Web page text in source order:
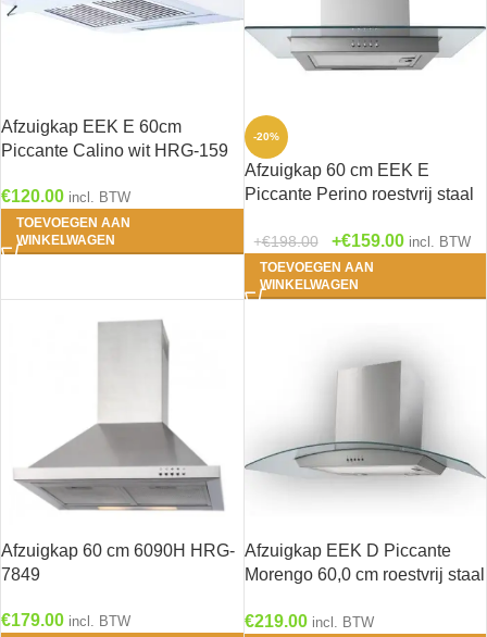
Afzuigkap EEK E 60cm
Piccante Calino wit HRG-159
€120.00 incl. BTW
TOEVOEGEN AAN
WINKELWAGEN
-20%
Afzuigkap 60 cm EEK E
Piccante Perino roestvrij staal
€198.00 €159.00 incl. BTW
TOEVOEGEN AAN
WINKELWAGEN
Afzuigkap 60 cm 6090H HRG-
7849
€179.00 incl. BTW
Afzuigkap EEK D Piccante
Morengo 60,0 cm roestvrij staal
€219.00 incl. BTW